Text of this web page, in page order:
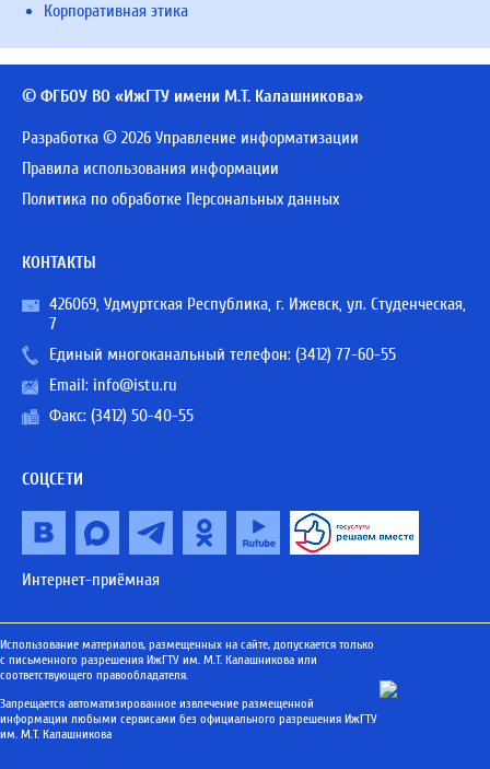
Корпоративная этика
© ФГБОУ ВО «ИжГТУ имени М.Т. Калашникова»
Разработка © 2026 Управление информатизации
Правила использования информации
Политика по обработке Персональных данных
КОНТАКТЫ
426069, Удмуртская Республика, г. Ижевск, ул. Студенческая,
7
Единый многоканальный телефон: (3412) 77-60-55
Email: info@istu.ru
Факс: (3412) 50-40-55
СОЦСЕТИ
Интернет-приёмная
Использование материалов, размещенных на сайте, допускается только
с письменного разрешения ИжГТУ им. М.Т. Калашникова или
соответствующего правообладателя.
Запрещается автоматизированное извлечение размещенной
информации любыми сервисами без официального разрешения ИжГТУ
им. М.Т. Калашникова